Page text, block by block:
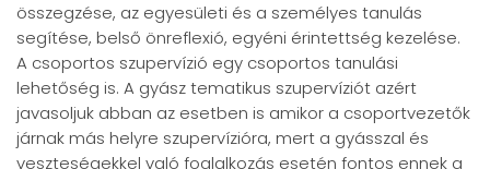
összegzése, az egyesületi és a személyes tanulás
segítése, belső önreflexió, egyéni érintettség kezelése.
A csoportos szupervízió egy csoportos tanulási
lehetőség is. A gyász tematikus szupervíziót azért
javasoljuk abban az esetben is amikor a csoportvezetők
járnak más helyre szupervízióra, mert a gyásszal és
veszteségekkel való foglalkozás esetén fontos ennek a